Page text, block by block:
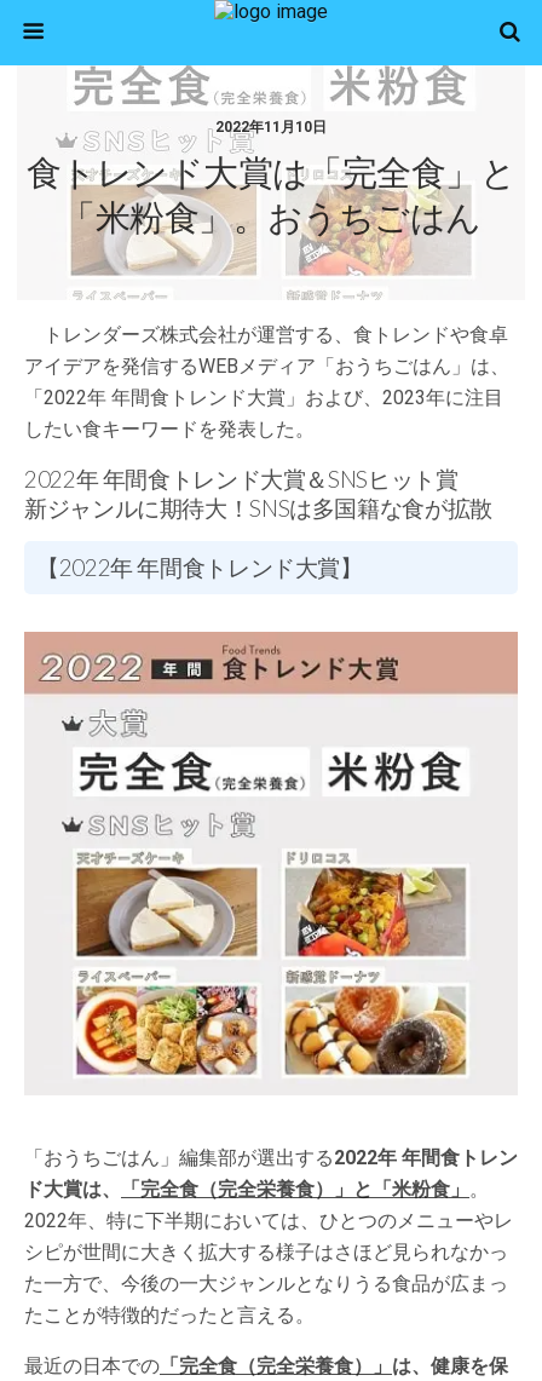
2022年11月10日
食トレンド大賞は「完全食」と
「米粉食」。おうちごはん
トレンダーズ株式会社が運営する、食トレンドや食卓
アイデアを発信するWEBメディア「おうちごはん」は、
「2022年 年間食トレンド大賞」および、2023年に注目
したい食キーワードを発表した。
2022年 年間食トレンド大賞＆SNSヒット賞
新ジャンルに期待大！SNSは多国籍な食が拡散
【2022年 年間食トレンド大賞】
「おうちごはん」編集部が選出する2022年 年間食トレン
ド大賞は、
「完全食（完全栄養食）」と「米粉食」 。
2022年、特に下半期においては、ひとつのメニューやレ
シピが世間に大きく拡大する様子はさほど見られなかっ
た一方で、今後の一大ジャンルとなりうる食品が広まっ
たことが特徴的だったと言える。
最近の日本での 「完全食（完全栄養食）」 は、健康を保